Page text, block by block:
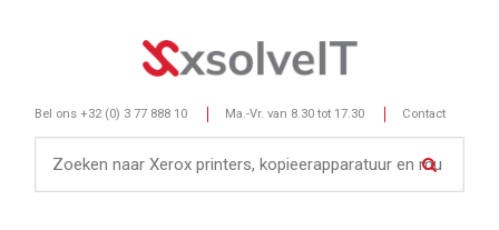
Bel ons +32 (0) 3 77 888 10 Ma.-Vr. van 8.30 tot 17.30 Contact